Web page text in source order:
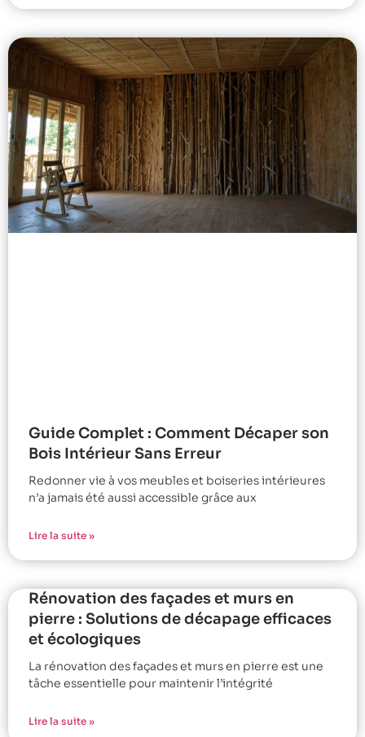
Guide Complet : Comment Décaper son
Bois Intérieur Sans Erreur
Redonner vie à vos meubles et boiseries intérieures
n’a jamais été aussi accessible grâce aux
Lire la suite »
Rénovation des façades et murs en
pierre : Solutions de décapage efficaces
et écologiques
La rénovation des façades et murs en pierre est une
tâche essentielle pour maintenir l’intégrité
Lire la suite »